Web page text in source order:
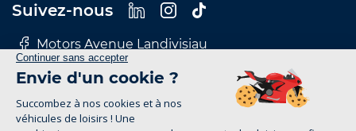
Suivez-nous
Motors Avenue Landivisiau
Motors Avenue Le Mans
Motors Avenue Rennes